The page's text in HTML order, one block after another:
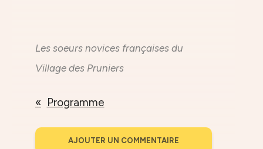
Les soeurs novices françaises du
Village des Pruniers
Programme
AJOUTER UN COMMENTAIRE